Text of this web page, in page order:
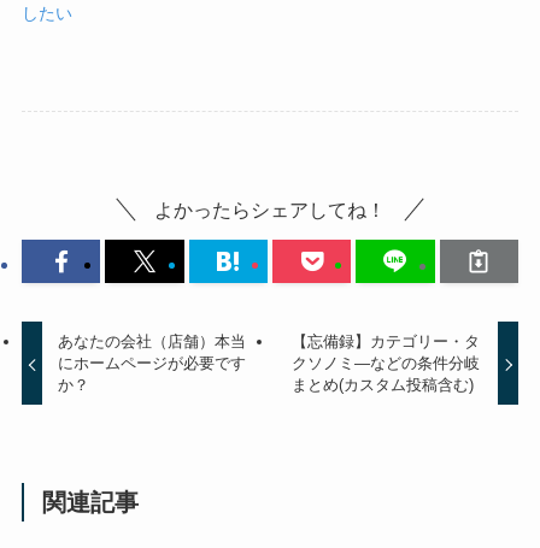
したい
よかったらシェアしてね！
あなたの会社（店舗）本当
にホームページが必要です
か？
【忘備録】カテゴリー・タ
クソノミ―などの条件分岐
まとめ(カスタム投稿含む)
関連記事